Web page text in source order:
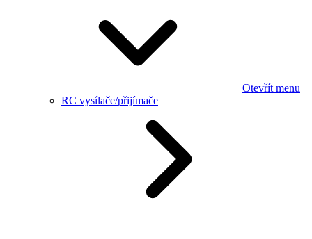
Otevřít menu
RC vysílače/přijímače